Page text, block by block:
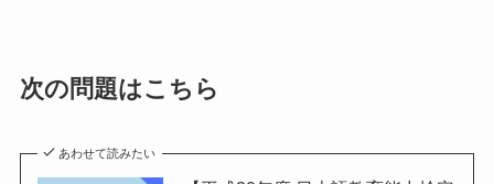
次の問題はこちら
あわせて読みたい